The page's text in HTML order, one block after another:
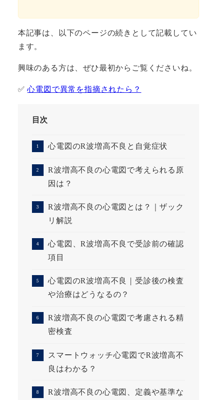
本記事は、以下のページの続きとして記載してい
ます。
興味のある方は、ぜひ最初からご覧くださいね。
✅心電図で異常を指摘されたら？
目次
心電図のR波増高不良と自覚症状
R波増高不良の心電図で考えられる原
因は？
R波増高不良の心電図とは？｜ザック
リ解説
心電図、R波増高不良で受診前の確認
項目
心電図のR波増高不良｜受診後の検査
や治療はどうなるの？
R波増高不良の心電図で考慮される精
密検査
スマートウォッチ心電図でR波増高不
良はわかる？
R波増高不良の心電図、定義や基準な